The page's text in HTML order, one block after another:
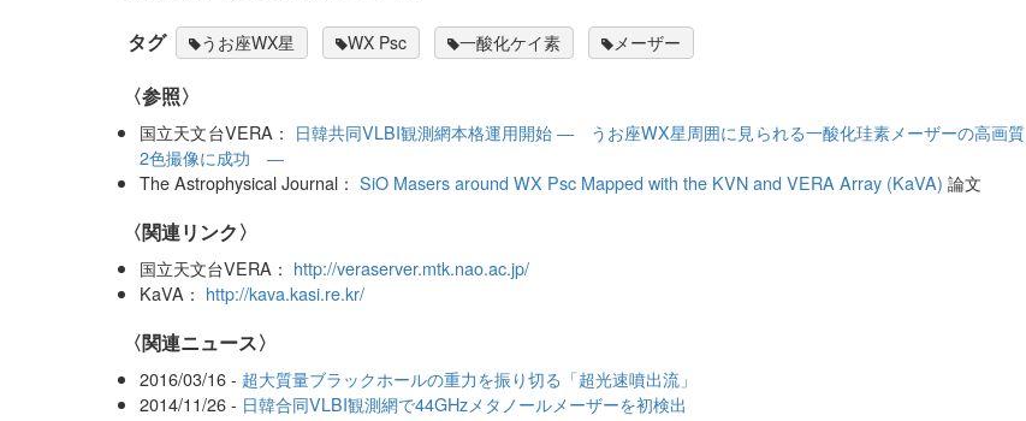
タグ うお座WX星 WX Psc 一酸化ケイ素 メーザー
〈参照〉
国立天文台VERA： 日韓共同VLBI観測網本格運用開始 ― うお座WX星周囲に見られる一酸化珪素メーザーの高画質
2色撮像に成功 ―
The Astrophysical Journal：SiO Masers around WX Psc Mapped with the KVN and VERA Array (KaVA) 論文
〈関連リンク〉
国立天文台VERA： http://veraserver.mtk.nao.ac.jp/
KaVA： http://kava.kasi.re.kr/
〈関連ニュース〉
2016/03/16 - 超大質量ブラックホールの重力を振り切る「超光速噴出流」
2014/11/26 - 日韓合同VLBI観測網で44GHzメタノールメーザーを初検出